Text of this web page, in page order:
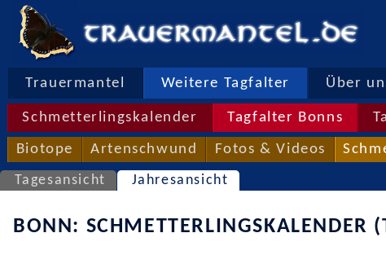
Trauermantel Weitere Tagfalter Über
Schmetterlingskalender Tagfalter Bonns
Biotope Artenschwund Fotos & Videos
Tagesansicht Jahresansicht
BONN: SCHMETTERLINGSKALENDER